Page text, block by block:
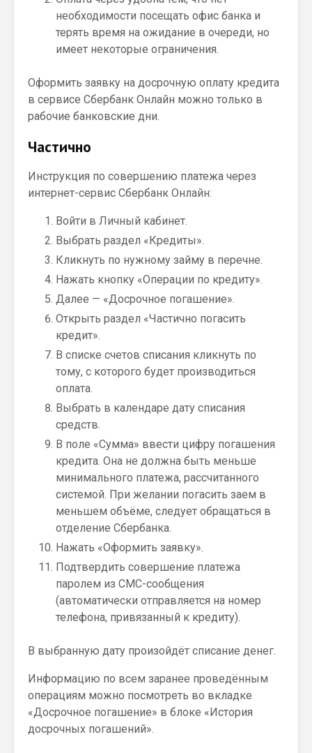
необходимости посещать офис банка и
терять время на ожидание в очереди, но
имеет некоторые ограничения.
Оформить заявку на досрочную оплату кредита
в сервисе Сбербанк Онлайн можно только в
рабочие банковские дни.
Частично
Инструкция по совершению платежа через
интернет-сервис Сбербанк Онлайн:
Войти в Личный кабинет.
Выбрать раздел «Кредиты».
Кликнуть по нужному займу в перечне.
Нажать кнопку «Операции по кредиту».
Далее — «Досрочное погашение».
Открыть раздел «Частично погасить
кредит».
В списке счетов списания кликнуть по
тому, с которого будет производиться
оплата.
Выбрать в календаре дату списания
средств.
В поле «Сумма» ввести цифру погашения
кредита. Она не должна быть меньше
минимального платежа, рассчитанного
системой. При желании погасить заем в
меньшем объёме, следует обращаться в
отделение Сбербанка.
Нажать «Оформить заявку».
Подтвердить совершение платежа
паролем из СМС-сообщения
(автоматически отправляется на номер
телефона, привязанный к кредиту).
В выбранную дату произойдёт списание денег.
Информацию по всем заранее проведённым
операциям можно посмотреть во вкладке
«Досрочное погашение» в блоке «История
досрочных погашений».